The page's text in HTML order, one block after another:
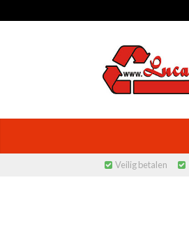
 Veilig betalen 